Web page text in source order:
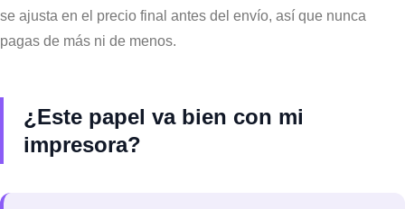
se ajusta en el precio final antes del envío, así que nunca
pagas de más ni de menos.
¿Este papel va bien con mi
impresora?